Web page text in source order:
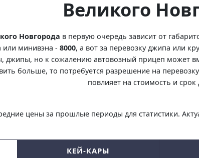
Великого
Новгорода в первую очередь зависит от
или минивэна - 8000, а вот за перевозку джипа или
джипы, но к сожалению автовозный прицеп может
больше, то потребуется разрешение на
повлияет на стоимость и срок
цены за прошлые периоды для статистики.
КЕЙ-КАРЫ